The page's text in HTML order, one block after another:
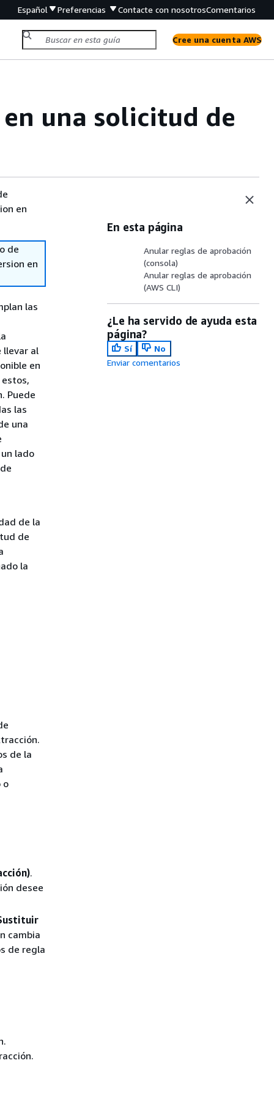
Español Preferencias Contacte con nosotrosComentarios
Cree una cuenta AWS
una solicitud de
en
de
en
las
llevar al
en
Puede
las
una
lado
de la
de
la
de la
o
.
desee
cambia
de regla
En esta página
Anular reglas de aprobación
(consola)
Anular reglas de aprobación
(AWS CLI)
¿Le ha servido de ayuda esta
página?
Sí
No
Enviar comentarios